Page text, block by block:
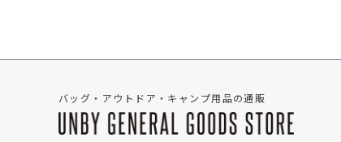
バッグ・アウトドア・キャンプ用品の通販